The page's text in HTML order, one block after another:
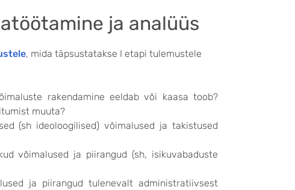
ja analüüs
, mida täpsustatakse I etapi tulemustele
rakendamine eeldab või kaasa toob?
muuta?
(sh ideoloogilised) võimalused ja takistused
võimalused ja piirangud (sh, isikuvabaduste
ja piirangud tulenevalt administratiivsest